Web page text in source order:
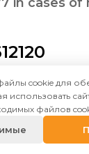
cookie для
файлов